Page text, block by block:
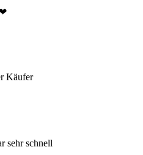
❤
Käufer
sehr schnell